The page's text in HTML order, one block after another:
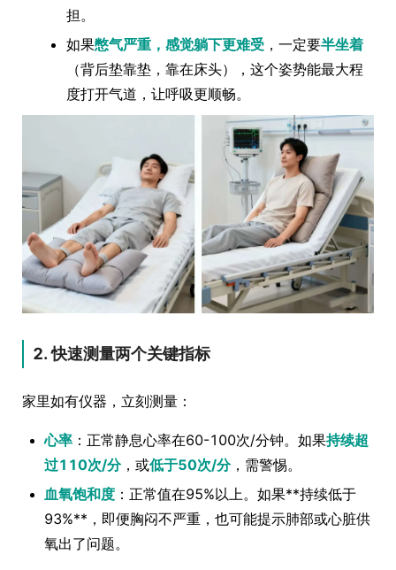
担。
如果憋气严重，感觉躺下更难受 ，一定要半坐着
（背后垫靠垫，靠在床头），这个姿势能最大程
度打开气道，让呼吸更顺畅。
2. 快速测量两个关键指标
家里如有仪器，立刻测量：
心率 ：正常静息心率在60-100次/分钟。如果持续超
过110次/分，或低于50次/分，需警惕。
血氧饱和度 ：正常值在95%以上。如果**持续低于
93%**，即便胸闷不严重，也可能提示肺部或心脏供
氧出了问题。